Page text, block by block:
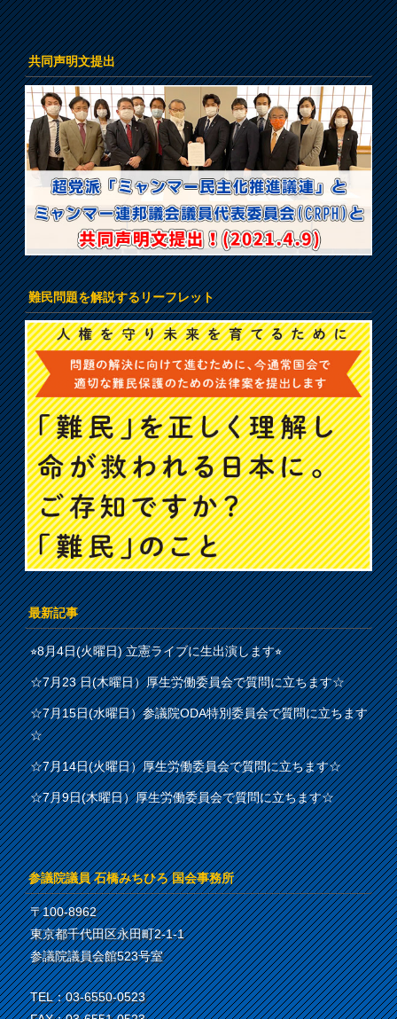
共同声明文提出
難民問題を解説するリーフレット
最新記事
⭐︎8月4日(火曜日) 立憲ライブに生出演します⭐︎
☆7月23 日(木曜日）厚生労働委員会で質問に立ちます☆
☆7月15日(水曜日）参議院ODA特別委員会で質問に立ちます
☆
☆7月14日(火曜日）厚生労働委員会で質問に立ちます☆
☆7月9日(木曜日）厚生労働委員会で質問に立ちます☆
参議院議員 石橋みちひろ 国会事務所
〒100-8962
東京都千代田区永田町2-1-1
参議院議員会館523号室
TEL：03-6550-0523